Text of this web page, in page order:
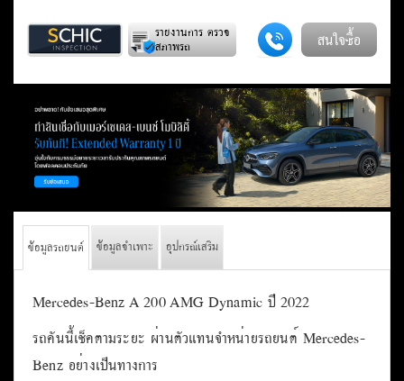
รายงานการ ตรวจ
สภาพรถ สนใจซื้อ
ข้อมูลรถยนต์ ข้อมูลจำเพาะ อุปกรณ์เสริม
Mercedes-Benz A 200 AMG Dynamic ปี 2022
รถคันนี้เช็คตามระยะ ผ่านตัวแทนจำหน่ายรถยนต์ Mercedes-
Benz อย่างเป็นทางการ